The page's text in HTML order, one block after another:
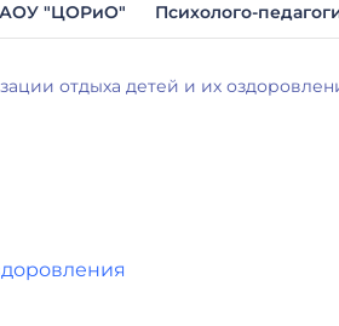
"ЦОРиО" Психолого-
отдыха детей и их